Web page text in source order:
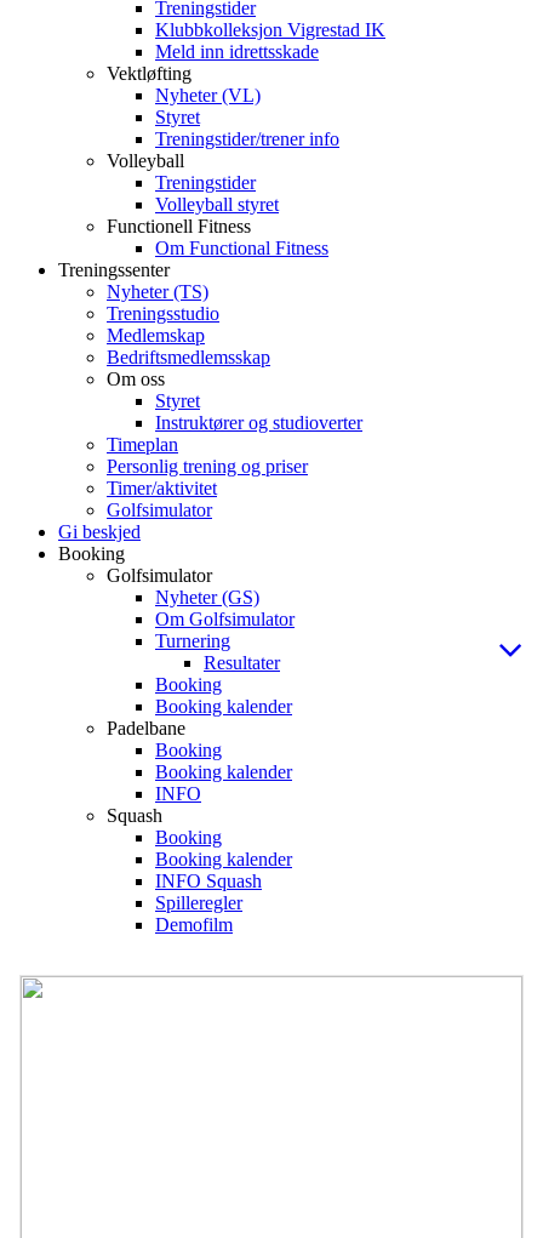
Treningstider
Klubbkolleksjon Vigrestad IK
Meld inn idrettsskade
Vektløfting
Nyheter (VL)
Styret
Treningstider/trener info
Volleyball
Treningstider
Volleyball styret
Functionell Fitness
Om Functional Fitness
Treningssenter
Nyheter (TS)
Treningsstudio
Medlemskap
Bedriftsmedlemsskap
Om oss
Styret
Instruktører og studioverter
Timeplan
Personlig trening og priser
Timer/aktivitet
Golfsimulator
Gi beskjed
Booking
Golfsimulator
Nyheter (GS)
Om Golfsimulator
Turnering
Resultater
Booking
Booking kalender
Padelbane
Booking
Booking kalender
INFO
Squash
Booking
Booking kalender
INFO Squash
Spilleregler
Demofilm